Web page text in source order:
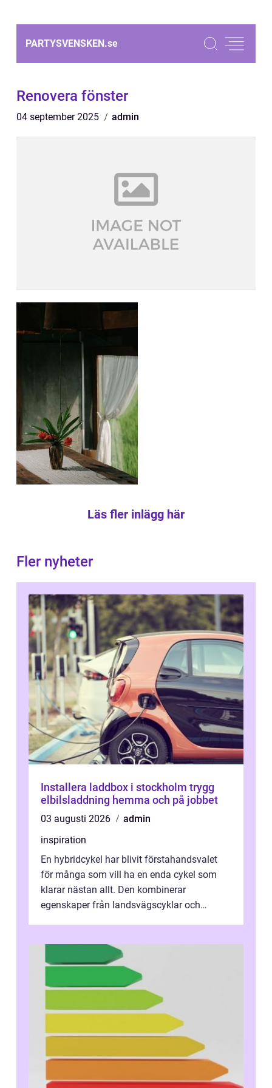
PARTYSVENSKEN.se
Renovera fönster
04 september 2025 admin
Läs fler inlägg här
Fler nyheter
Installera laddbox i stockholm trygg
elbilsladdning hemma och på jobbet
03 augusti 2026
admin
inspiration
En hybridcykel har blivit förstahandsvalet
för många som vill ha en enda cykel som
klarar nästan allt. Den kombinerar
egenskaper från landsvägscyklar och